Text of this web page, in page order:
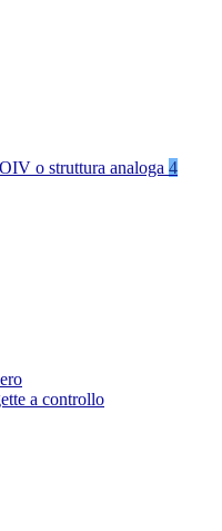
o struttura analoga 4
a controllo